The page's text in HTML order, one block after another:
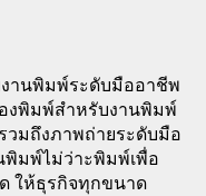
งานพิมพ์ระดับมืออาชีพ
งพิมพ์สำหรับงานพิมพ์
มถึงภาพถ่ายระดับมือ
มพ์ไม่ว่าะพิมพ์เพื่อ
ให้ธุรกิจทุกขนาด